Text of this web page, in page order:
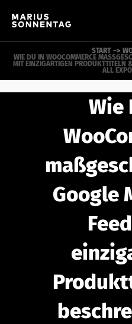
Inhalt
START
WIE DU IN WOOCOMMERCE
IT EINZIGARTIGEN PRODUKTTITELN &
LL
Wie
Google